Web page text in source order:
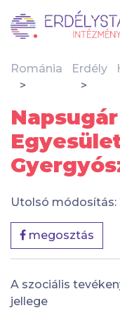
Románia Erdély
Utolsó módosítás:
megosztás
A szociális
jellege